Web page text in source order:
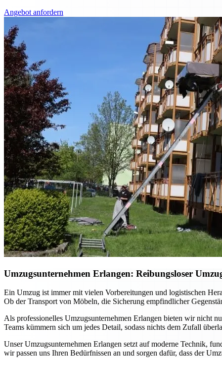
Angebot anfordern
Umzugsunternehmen Erlangen: Reibungsloser
Ein Umzug ist immer mit vielen Vorbereitungen und logistischen
Ob der Transport von Möbeln, die Sicherung empfindlicher
Als professionelles Umzugsunternehmen Erlangen bieten wir nicht
Teams kümmern sich um jedes Detail, sodass nichts dem Zufall
Unser Umzugsunternehmen Erlangen setzt auf moderne Technik,
wir passen uns Ihren Bedürfnissen an und sorgen dafür, dass der